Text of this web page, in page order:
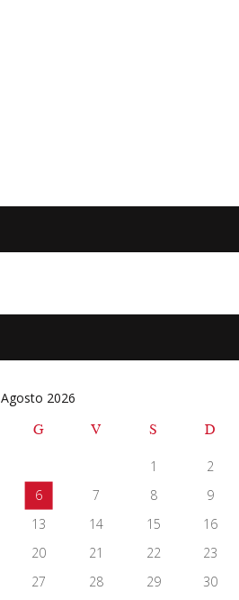
Agosto 2026
G V S D
1
2
6 7 8
9
13 14 15
16
20 21 22
23
27 28 29
30